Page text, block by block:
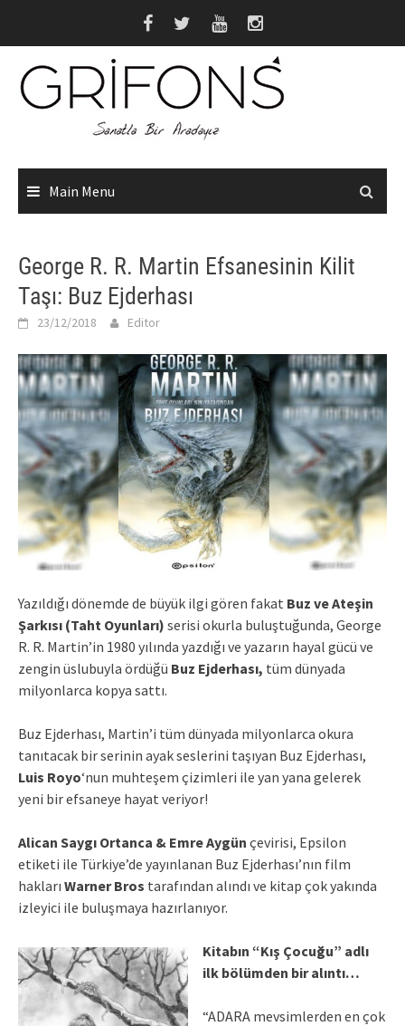
Main Menu
George R. R. Martin Efsanesinin Kilit
Taşı: Buz Ejderhası
23/12/2018 Editor
Yazıldığı dönemde de büyük ilgi gören fakat Buz ve Ateşin
Şarkısı (Taht Oyunları) serisi okurla buluştuğunda, George
R. R. Martin’in 1980 yılında yazdığı ve yazarın hayal gücü ve
zengin üslubuyla ördüğü Buz Ejderhası, tüm dünyada
milyonlarca kopya sattı.
Buz Ejderhası, Martin’i tüm dünyada milyonlarca okura
tanıtacak bir serinin ayak seslerini taşıyan Buz Ejderhası,
Luis Royo‘nun muhteşem çizimleri ile yan yana gelerek
yeni bir efsaneye hayat veriyor!
Alican Saygı Ortanca & Emre Aygün çevirisi, Epsilon
etiketi ile Türkiye’de yayınlanan Buz Ejderhası’nın film
hakları Warner Bros tarafından alındı ve kitap çok yakında
izleyici ile buluşmaya hazırlanıyor.
Kitabın “Kış Çocuğu” adlı
ilk bölümden bir alıntı…
“ADARA mevsimlerden en çok